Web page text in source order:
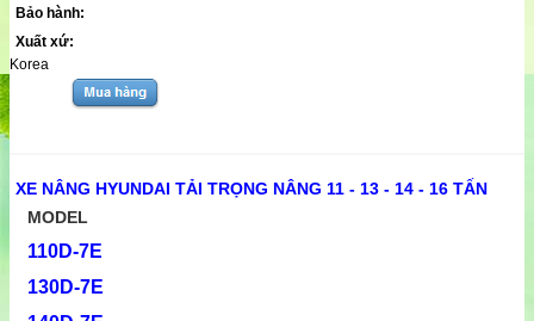
Bảo hành:
Xuất xứ:
Korea
XE NÂNG HYUNDAI TẢI TRỌNG NÂNG 11 - 13 - 14 - 16 TẤN
MODEL
110D-7E
130D-7E